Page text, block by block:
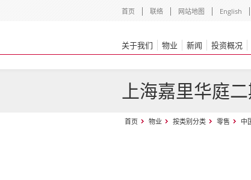
首页 联络 网站地图 English
关于我们 物业 新闻 投资概况
上海嘉里华庭
首页 物业 按类别分类 零售 中